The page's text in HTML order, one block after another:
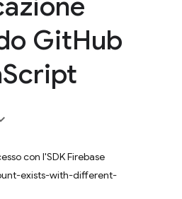
GitHub
Script
con l'SDK Firebase
exists-with-different-